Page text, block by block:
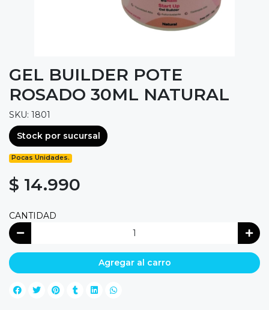
GEL BUILDER POTE
ROSADO 30ML NATURAL
SKU: 1801
Stock por sucursal
Pocas Unidades.
$ 14.990
CANTIDAD
Agregar al carro